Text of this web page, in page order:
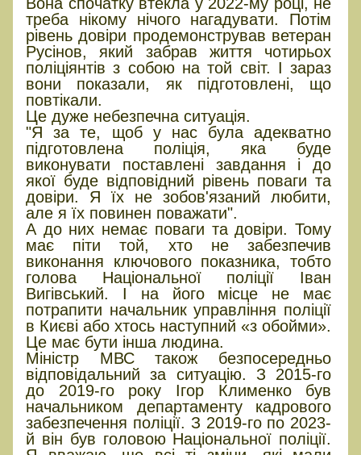
Вона спочатку втекла у 2022-му році, не
треба нікому нічого нагадувати. Потім
рівень довіри продемонстрував ветеран
Русінов, який забрав життя чотирьох
поліціянтів з собою на той світ. І зараз
вони показали, як підготовлені, що
повтікали.
Це дуже небезпечна ситуація.
"Я за те, щоб у нас була адекватно
підготовлена поліція, яка буде
виконувати поставлені завдання і до
якої буде відповідний рівень поваги та
довіри. Я їх не зобов'язаний любити,
але я їх повинен поважати".
А до них немає поваги та довіри. Тому
має піти той, хто не забезпечив
виконання ключового показника, тобто
голова Національної поліції Іван
Вигівський. І на його місце не має
потрапити начальник управління поліції
в Києві або хтось наступний «з обойми».
Це має бути інша людина.
Міністр МВС також безпосередньо
відповідальний за ситуацію. З 2015-го
до 2019-го року Ігор Клименко був
начальником департаменту кадрового
забезпечення поліції. З 2019-го по 2023-
й він був головою Національної поліції.